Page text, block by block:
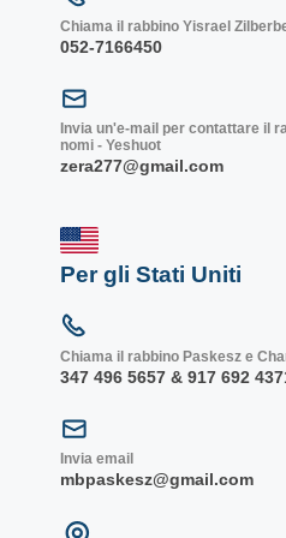
Chiama il rabbino Yisrael
052-7166450
Invia un'e-mail per contattare il
nomi - Yeshuot
zera277@gmail.com
Per gli Stati Uniti
Chiama il rabbino Paskesz e
347 496 5657 & 917 692
Invia email
mbpaskesz@gmail.com